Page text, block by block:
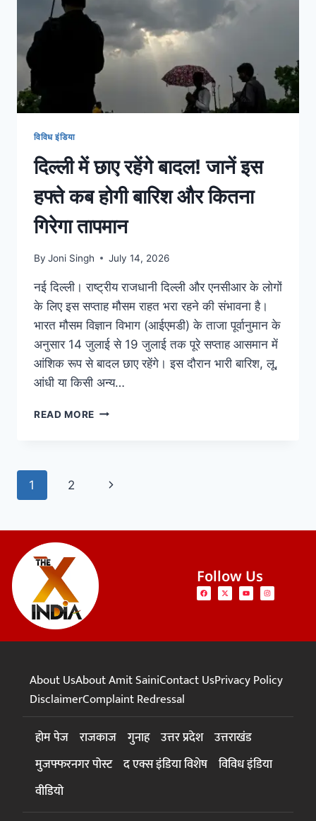
विविध इंडिया
दिल्ली में छाए रहेंगे बादल! जानें इस
हफ्ते कब होगी बारिश और कितना
गिरेगा तापमान
By Joni Singh July 14, 2026
नई दिल्ली। राष्ट्रीय राजधानी दिल्ली और एनसीआर के लोगों
के लिए इस सप्ताह मौसम राहत भरा रहने की संभावना है।
भारत मौसम विज्ञान विभाग (आईएमडी) के ताजा पूर्वानुमान के
अनुसार 14 जुलाई से 19 जुलाई तक पूरे सप्ताह आसमान में
आंशिक रूप से बादल छाए रहेंगे। इस दौरान भारी बारिश, लू,
आंधी या किसी अन्य…
READ MORE
1 2
Follow Us
About UsAbout Amit SainiContact UsPrivacy Policy
DisclaimerComplaint Redressal
होम पेज राजकाज गुनाह उत्तर प्रदेश उत्तराखंड
मुजफ्फरनगर पोस्ट द एक्स इंडिया विशेष विविध इंडिया
वीडियो